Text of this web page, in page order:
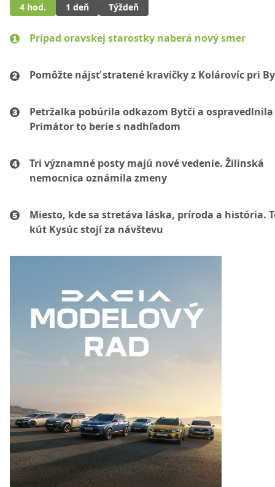
4 hod. 1 deň Týždeň
Prípad oravskej starostky naberá nový smer
Pomôžte nájsť stratené kravičky z Kolárovíc pri
Petržalka pobúrila odkazom Bytči a ospravedlnila
Primátor to berie s nadhľadom
Tri významné posty majú nové vedenie. Žilinská
nemocnica oznámila zmeny
Miesto, kde sa stretáva láska, príroda a história.
kút Kysúc stojí za návštevu